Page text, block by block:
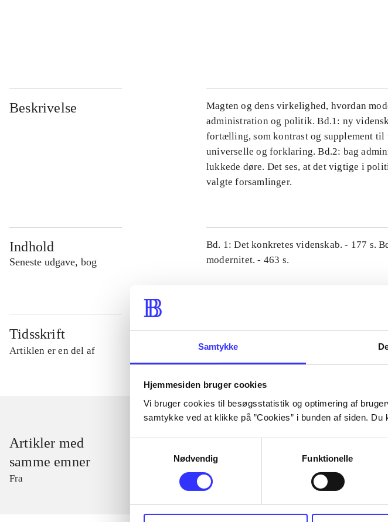
Samtykke
Hjemmesiden bruger cookies
Vi bruger cookies til besøgsstatistik og optimering af
samtykke ved at klikke på ”Cookies” i bunden af siden.
Nødvendig
Funktionelle
Beskrivelse
Magten og dens virkelighed, hvordan
administration og politik. Bd.1: ny
fortælling, som kontrast og supplement til
universelle og forklaring. Bd.2: bag
lukkede døre. Det ses, at det vigtige i
valgte forsamlinger.
Indhold
Seneste udgave, bog
Bd. 1: Det konkretes videnskab. - 177 s.
modernitet. - 463 s.
Tidsskrift
Artiklen er en del af
Artikler med
samme emner
Fra